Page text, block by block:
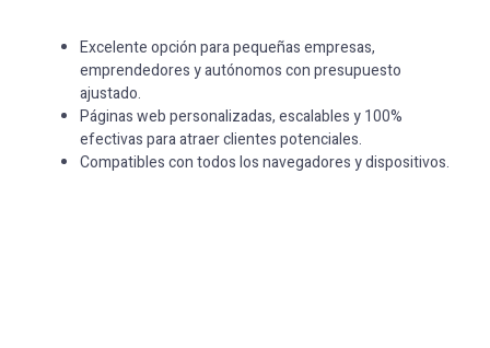
Excelente opción para pequeñas empresas,
emprendedores y autónomos con presupuesto
ajustado.
Páginas web personalizadas, escalables y 100%
efectivas para atraer clientes potenciales.
Compatibles con todos los navegadores y dispositivos.